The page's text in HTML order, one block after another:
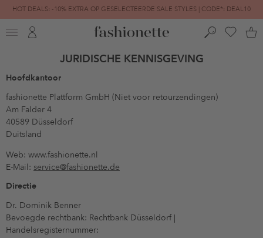
HOT DEALS: -10% EXTRA OP GESELECTEERDE SALE STYLES | CODE*: DEAL10
FINAL SALE | TOT -80% GEREDUCEERD
JURIDISCHE KENNISGEVING
Hoofdkantoor
fashionette Plattform GmbH (Niet voor retourzendingen)
Am Falder 4
40589 Düsseldorf
Duitsland
Web: www.fashionette.nl
E-Mail: service@fashionette.de
Directie
Dr. Dominik Benner
Bevoegde rechtbank: Rechtbank Düsseldorf |
Handelsregisternummer: